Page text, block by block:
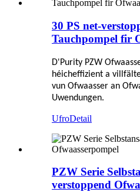
30 PS net-
Tauchpompel fir
D'Purity PZW
héicheffizient a
vun Ofwaasser an
Uwendungen.
UfroDetail
PZW Serie
verstoppend